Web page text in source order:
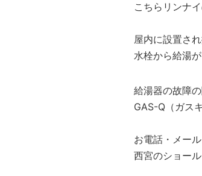
こちらリンナ
屋内に設置さ
水栓から給湯
給湯器の故障
GAS-Q（ガス
お電話・メー
西宮のショー